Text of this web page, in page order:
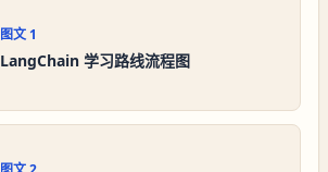
图文 1
LangChain 学习路线流程图